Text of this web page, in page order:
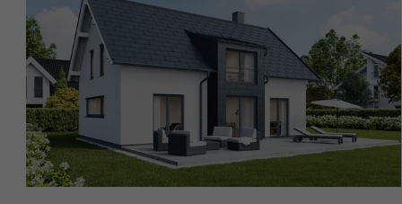
Zweck
Name
Zweck
Name
Anbieter